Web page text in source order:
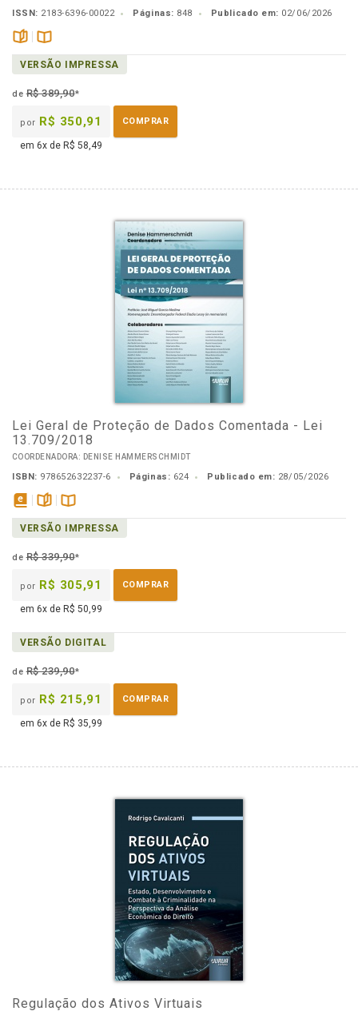
ISSN: 2183-6396-00022 Páginas: 848 Publicado em: 02/06/2026
páginasDisponível
na
VERSÃO IMPRESSA
deR$ 389,90*
por R$ 350,91 COMPRAR
em 6x de R$ 58,49
Lei Geral de Proteção de Dados Comentada - Lei
13.709/2018
COORDENADORA: DENISE HAMMERSCHMIDT
ISBN: 978652632237-6 Páginas: 624 Publicado em: 28/05/2026
disponível
em
páginasDisponível
na
VERSÃO IMPRESSA
deR$ 339,90*
por R$ 305,91 COMPRAR
em 6x de R$ 50,99
VERSÃO DIGITAL
deR$ 239,90*
por R$ 215,91 COMPRAR
em 6x de R$ 35,99
Regulação dos Ativos Virtuais